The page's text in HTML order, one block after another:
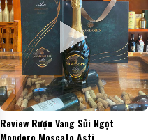
Review Rượu Vang Sủi Ngọt
Mondoro Moscato Asti